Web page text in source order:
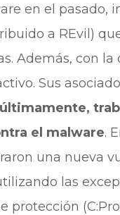
en el pasado,
a REvil)
Además, con
Sus
el malware.
una nueva
las
protección